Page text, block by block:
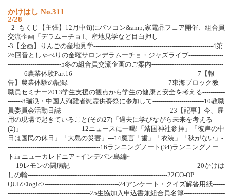
かけはし No.311
2/28
- 2 -も く じ 【 主張】 12 月 中旬にパソ コ ン&amp;家電品フ ェ ア開催、 組合員
交流企画 「 デラ ムーチ ョ 、 産地見学な ど目 白押 し--------------------------
-3 【企画 】 り んごの産地見学----------------------------------------------------------4第
26 回音と し ゃべり の金曜サ ロ ンデラ ムーチ ョ ・ ジ ャ ズラ イ ブ-----------------
--------------------------5冬の組合員交流企画のご案内-----------------------------------
--------6農業体験Part16-------------------------------------------------------------7 【報
告】 農業体験の記録-------------------------------------------------7東海ブ ロ ッ ク教
職員 セ ミ ナー2013学生支援の観点から学生の健康と 安全を考え る-----------
-------8瑞浪 ・ 中 国 人殉難者慰霊供養祭に参加 して-------------------------10教職
員委員会活動 日 誌-----------------------------------------------------23 【記事】 今、 雇
用の現場で起 き ているこ と (その27) 「 過去に学びながら未来を考え る
(2) 」 -----------------------------12ニ ュ ースに一喝! 「 靖国神社参拝 」 「 彼岸の中
日 は 国 民の休 日 」 「 大島の災害 」 ---14魔言 「 歯 」 「 衣装 」 「 秋がない 」 -
---------------------------------------------16ラ ンニングノ ー ト (34)ラ ンニングノ ー
ト in ニ ュ ーカ レ ドニア ~イ ンデパン島編~----------------------------------------------
----19 レモンの闘病記--------------------------------------------------------------20かけは
しの輪--------------------------------------------------------------------22CO-OP
QUIZ<logic>------------------------------------24アンケー ト ・ ク イ ズ解答用紙------
----------------------------------------25生協加 入申込書兼組合員名簿--------------------